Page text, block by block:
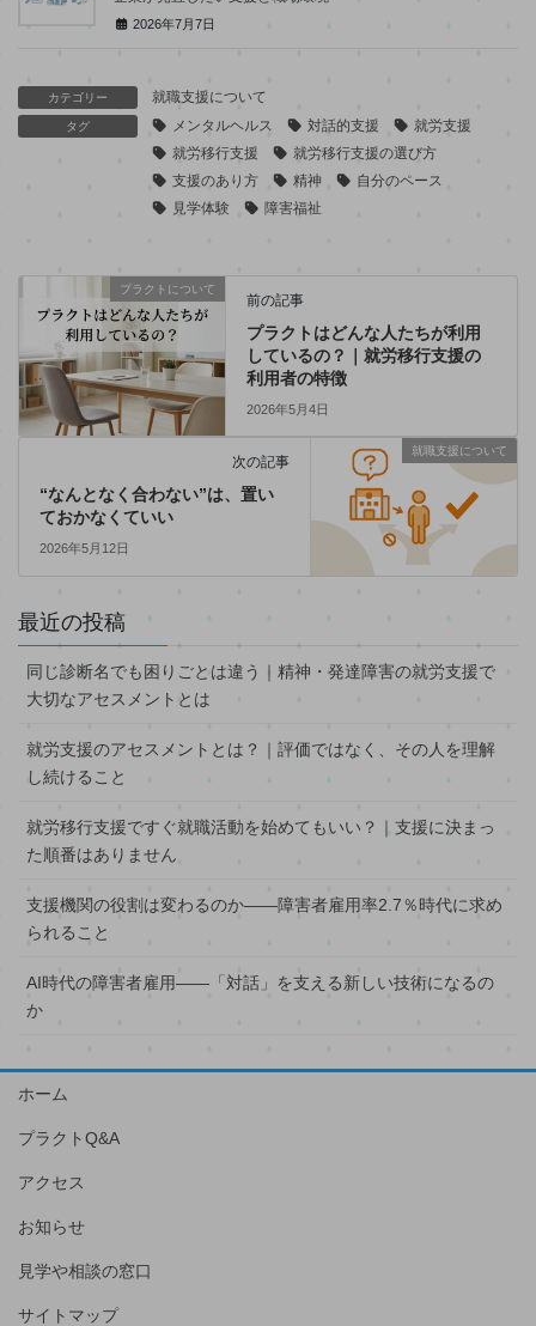
2026年7月7日
カテゴリー 就職支援について
タグ メンタルヘルス 対話的支援
就労支援
就労移行支援
就労移行支援の選び方
支援のあり方
精神
自分のペース
見学体験
障害福祉
プラクトについて
前の記事
プラクトはどんな人たちが利用
しているの？｜就労移行支援の
利用者の特徴
2026年5月4日
就職支援について
次の記事
“なんとなく合わない”は、置い
ておかなくていい
2026年5月12日
最近の投稿
同じ診断名でも困りごとは違う｜精神・発達障害の就労支援で
大切なアセスメントとは
就労支援のアセスメントとは？｜評価ではなく、その人を理解
し続けること
就労移行支援ですぐ就職活動を始めてもいい？｜支援に決まっ
た順番はありません
支援機関の役割は変わるのか――障害者雇用率2.7％時代に求め
られること
AI時代の障害者雇用――「対話」を支える新しい技術になるの
か
ホーム
プラクトQ&A
アクセス
お知らせ
見学や相談の窓口
サイトマップ